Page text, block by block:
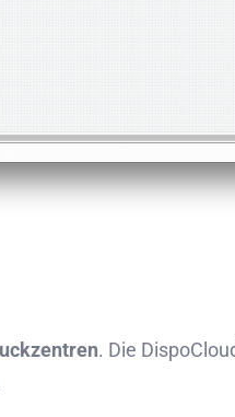
. Die